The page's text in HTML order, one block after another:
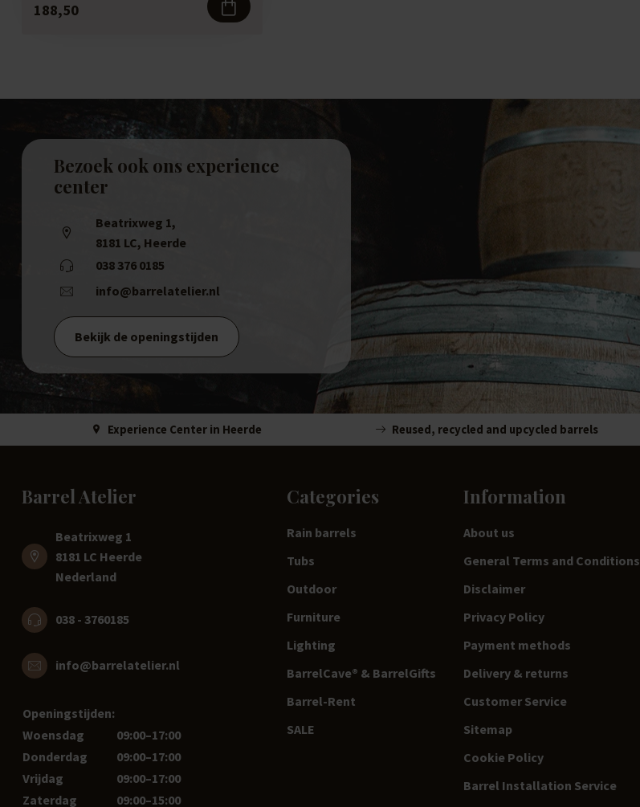
188,50
Bezoek ook ons experience
center
Beatrixweg 1,
8181 LC, Heerde
038 376 0185
info@barrelatelier.nl
Bekijk de openingstijden
Experience Center in Heerde Reused, recycled and upcycled barrels
Barrel Atelier
Beatrixweg 1
8181 LC Heerde
Nederland
038 - 3760185
info@barrelatelier.nl
Openingstijden:
Woensdag
09:00–17:00
Donderdag
09:00–17:00
Vrijdag
09:00–17:00
Zaterdag
09:00–15:00
Categories
Rain barrels
Tubs
Outdoor
Furniture
Lighting
BarrelCave® & BarrelGifts
Barrel-Rent
SALE
Information
About us
General Terms and Conditions
Disclaimer
Privacy Policy
Payment methods
Delivery & returns
Customer Service
Sitemap
Cookie Policy
Barrel Installation Service